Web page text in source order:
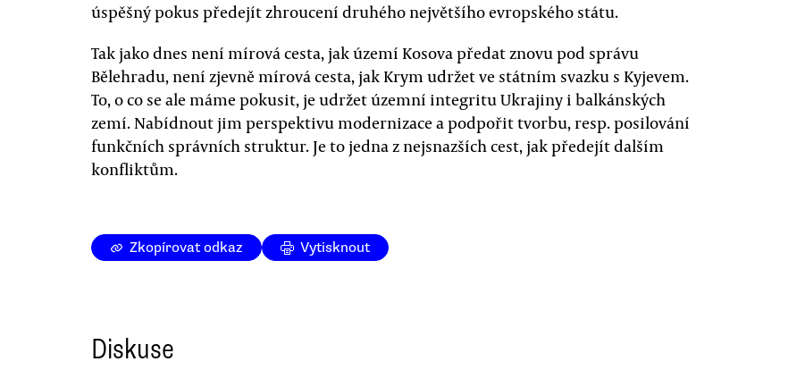
úspěšný pokus předejít zhroucení druhého největšího evropského státu.
Tak jako dnes není mírová cesta, jak území Kosova předat znovu pod správu
Bělehradu, není zjevně mírová cesta, jak Krym udržet ve státním svazku s Kyjevem.
To, o co se ale máme pokusit, je udržet územní integritu Ukrajiny i balkánských
zemí. Nabídnout jim perspektivu modernizace a podpořit tvorbu, resp. posilování
funkčních správních struktur. Je to jedna z nejsnazších cest, jak předejít dalším
konfliktům.
Zkopírovat odkaz Vytisknout
Diskuse